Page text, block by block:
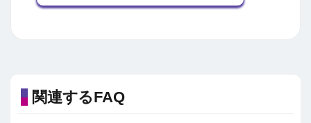
関連するFAQ